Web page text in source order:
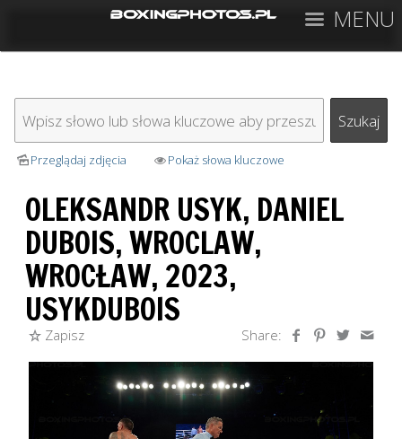
MENU
Przeglądaj zdjęcia Pokaż słowa kluczowe
OLEKSANDR USYK, DANIEL
DUBOIS, WROCLAW,
WROCŁAW, 2023,
USYKDUBOIS
Zapisz Share: